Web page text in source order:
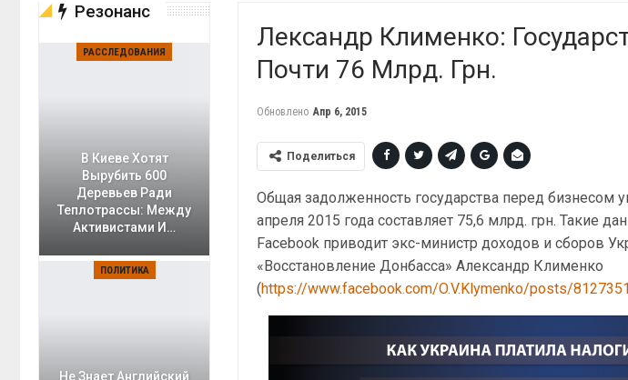
Лександр Клименко:
Почти 76 Млрд. Грн.
Обновлено Апр 6, 2015
Поделиться
Общая задолженность государства перед бизнесом
апреля 2015 года составляет 75,6 млрд. грн. Такие
Facebook приводит экс-министр доходов и сборов
«Восстановление Донбасса» Александр Клименко
(https://www.facebook.com/O.V.Klymenko/posts/
Резонанс
РАССЛЕДОВАНИЯ
В Киеве Хотят
Вырубить 600
Деревьев Ради
Теплотрассы: Между
Активистами И…
ПОЛИТИКА
Не Знает Английский